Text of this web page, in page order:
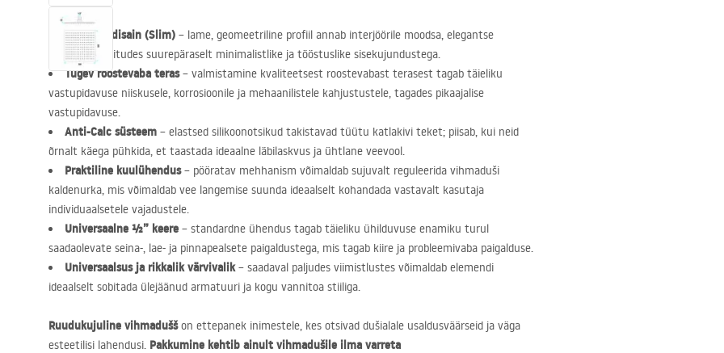
Üliõhuke disain (Slim) – lame, geomeetriline profiil annab interjöörile moodsa, elegantse
iseloomu, sobitudes suurepäraselt minimalistlike ja tööstuslike sisekujundustega.
Tugev roostevaba teras– valmistamine kvaliteetsest roostevabast terasest tagab täieliku
vastupidavuse niiskusele, korrosioonile ja mehaanilistele kahjustustele, tagades pikaajalise
vastupidavuse.
Anti-Calc süsteem – elastsed silikoonotsikud takistavad tüütu katlakivi teket; piisab, kui neid
õrnalt käega pühkida, et taastada ideaalne läbilaskvus ja ühtlane veevool.
Praktiline kuulühendus– pööratav mehhanism võimaldab sujuvalt reguleerida vihmaduši
kaldenurka, mis võimaldab vee langemise suunda ideaalselt kohandada vastavalt kasutaja
individuaalsetele vajadustele.
Universaalne ½” keere – standardne ühendus tagab täieliku ühilduvuse enamiku turul
saadaolevate seina-, lae- ja pinnapealsete paigaldustega, mis tagab kiire ja probleemivaba paigalduse.
Universaalsus ja rikkalik värvivalik– saadaval paljudes viimistlustes võimaldab elemendi
ideaalselt sobitada ülejäänud armatuuri ja kogu vannitoa stiiliga.
Ruudukujuline vihmaduššon ettepanek inimestele, kes otsivad dušialale usaldusväärseid ja väga
esteetilisi lahendusi. Pakkumine kehtib ainult vihmadušile ilma varreta